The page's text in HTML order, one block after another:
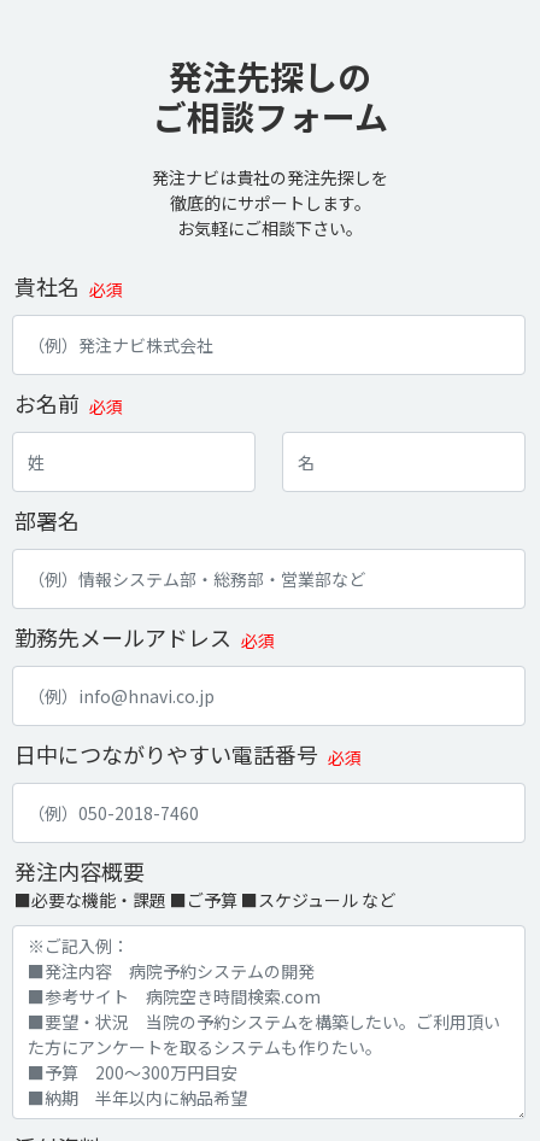
発注先探しの
ご相談フォーム
発注ナビは貴社の発注先探しを
徹底的にサポートします。
お気軽にご相談下さい。
貴社名 必須
お名前 必須
部署名
勤務先メールアドレス 必須
日中につながりやすい電話番号 必須
発注内容概要
■必要な機能・課題 ■ご予算 ■スケジュール など